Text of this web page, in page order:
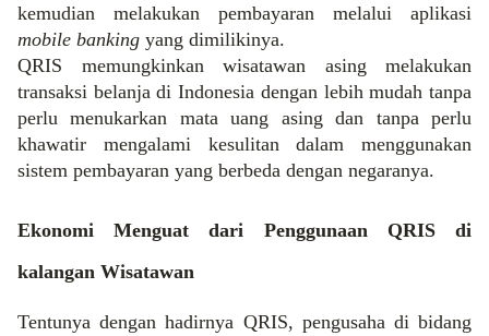
kemudian melakukan pembayaran melalui aplikasi
mobile banking yang dimilikinya.
QRIS memungkinkan wisatawan asing melakukan
transaksi belanja di Indonesia dengan lebih mudah tanpa
perlu menukarkan mata uang asing dan tanpa perlu
khawatir mengalami kesulitan dalam menggunakan
sistem pembayaran yang berbeda dengan negaranya.
Ekonomi Menguat dari Penggunaan QRIS di
kalangan Wisatawan
Tentunya dengan hadirnya QRIS, pengusaha di bidang